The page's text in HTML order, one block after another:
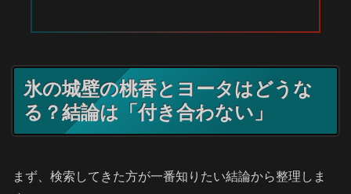
氷の城壁の桃香とヨータはどうな
る？結論は「付き合わない」
まず、検索してきた方が一番知りたい結論から整理しま